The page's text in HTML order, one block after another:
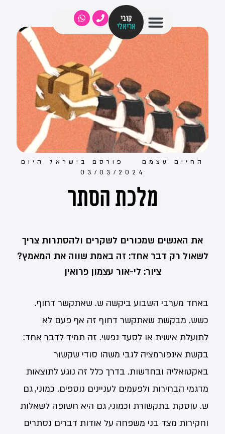
קובי
אריאלי
החיים עצמם פורסם ב ישראל היום
03/03/2024
מלכת הסתר
את האנשים שמכורים לשקרים ולהסתרות צריך
לשאול רק דבר אחד: זה באמת שווה את המאמץ?
ציור: לי-אור עצמון פרואין
באחד מערבי השבוע ביקשה ש. שאתקשר דחוף.
כשש. מבקשת שאתקשר דחוף זה אף פעם לא
לתועלת אישית או לסעד נפשי. זה תמיד לדבר אחד:
בקשת אינפורמציה לגבי משהו סודי שקשור
באקטואליה ובחדשות. בדרך כלל זה נוגע לתוצאות
מדגמי הבחירות ולפעמים לעניינים נוספים. כמוני, גם
ש. עוסקת בתקשורת וכמוני, גם היא חשופה לשאלות
וחקירות מצד בני משפחה על אודות דברים נסתרים